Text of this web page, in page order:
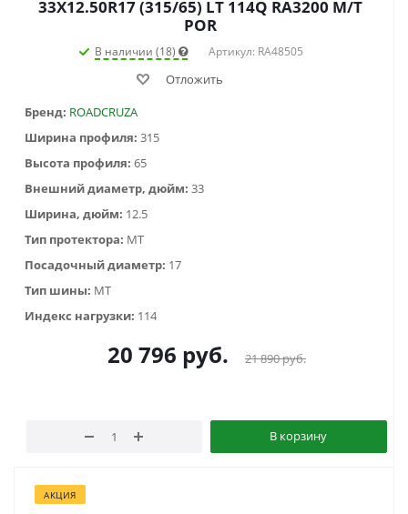
33X12.50R17 (315/65) LT 114Q RA3200 M/T
POR
В наличии (18) Артикул: RA48505
Отложить
Бренд: ROADCRUZA
Ширина профиля: 315
Высота профиля: 65
Внешний диаметр, дюйм: 33
Ширина, дюйм: 12.5
Тип протектора: MT
Посадочный диаметр: 17
Тип шины: MT
Индекс нагрузки: 114
20 796 руб. 21 890руб.
В корзину
АКЦИЯ